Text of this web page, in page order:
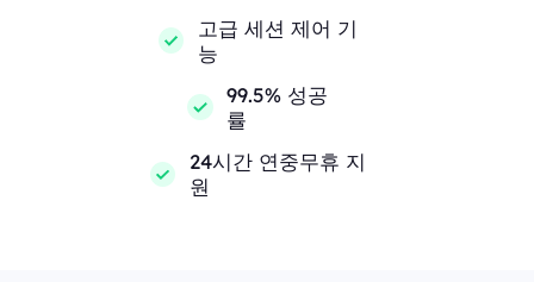
고급 세션 제어 기
능
99.5% 성공
률
24시간 연중무휴 지
원